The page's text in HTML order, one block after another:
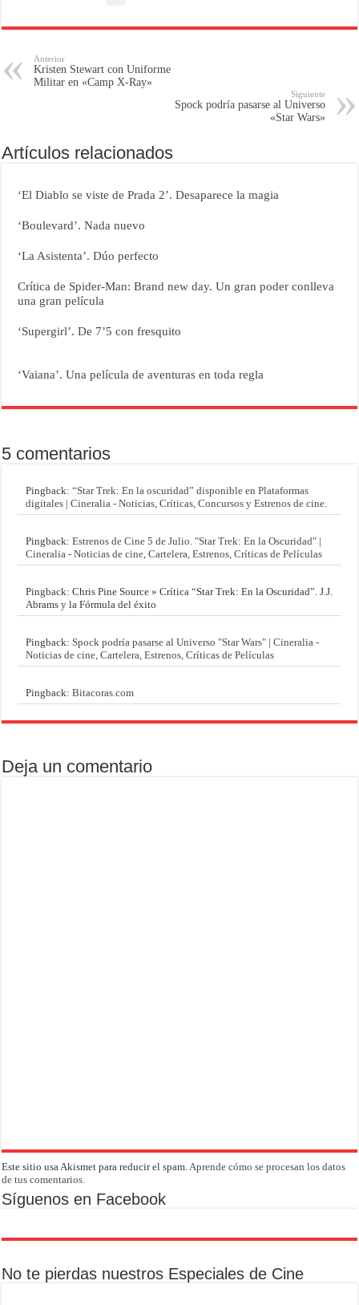
Anterior
Kristen Stewart con Uniforme
Militar en «Camp X-Ray»
Siguiente
Spock podría pasarse al Universo
«Star Wars»
Artículos relacionados
‘El Diablo se viste de Prada 2’. Desaparece la magia
‘Boulevard’. Nada nuevo
‘La Asistenta’. Dúo perfecto
Crítica de Spider-Man: Brand new day. Un gran poder conlleva
una gran película
‘Supergirl’. De 7’5 con fresquito
‘Vaiana’. Una película de aventuras en toda regla
5 comentarios
Pingback:“Star Trek: En la oscuridad” disponible en Plataformas
digitales | Cineralia - Noticias, Críticas, Concursos y Estrenos de cine.
Pingback:Estrenos de Cine 5 de Julio. "Star Trek: En la Oscuridad" |
Cineralia - Noticias de cine, Cartelera, Estrenos, Críticas de Películas
Pingback: Chris Pine Source » Crítica “Star Trek: En la Oscuridad”. J.J.
Abrams y la Fórmula del éxito
Pingback:Spock podría pasarse al Universo "Star Wars" | Cineralia -
Noticias de cine, Cartelera, Estrenos, Críticas de Películas
Pingback:Bitacoras.com
Deja un comentario
Este sitio usa Akismet para reducir el spam.Aprende cómo se procesan los datos
de tus comentarios.
Síguenos en Facebook
No te pierdas nuestros Especiales de Cine